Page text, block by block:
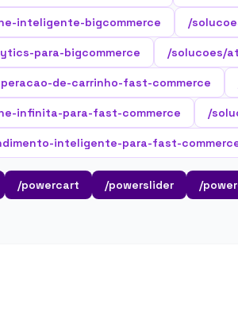
inteligente-bigcommerce /
para-bigcommerce /solucoes/
de-carrinho-fast-commerce
infinita-para-fast-commerce /
inteligente-para-fast-
/powercart /powerslider /